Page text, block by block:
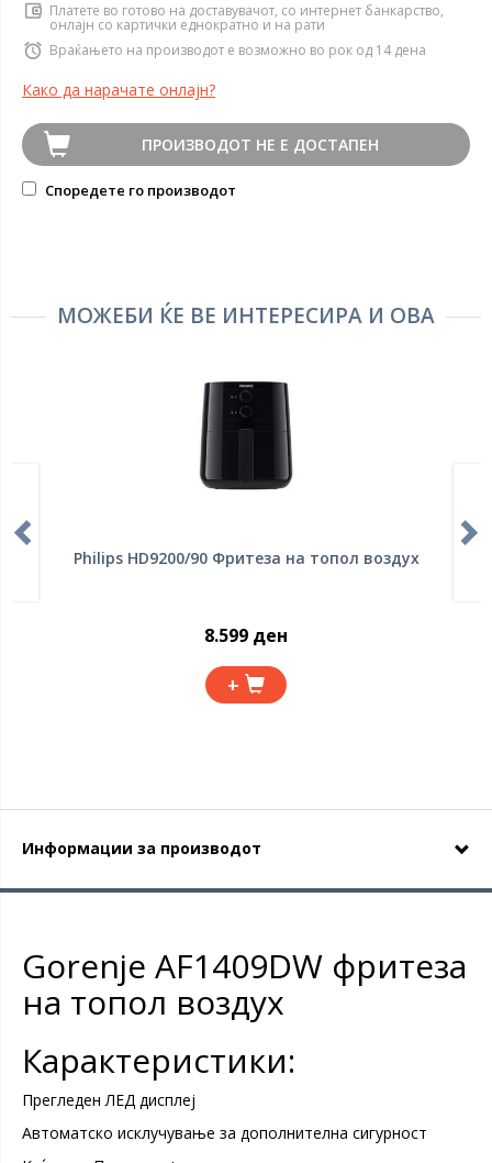
Платете во готово на доставувачот, со интернет банкарство,
онлајн со картички еднократно и на рати
Враќањето на производот е возможно во рок од 14 дена
Како да нарачате онлајн?
ПРОИЗВОДОТ НЕ Е ДОСТАПЕН
Споредете го производот
МОЖЕБИ ЌЕ ВЕ ИНТЕРЕСИРА И ОВА
Philips HD9200/90 Фритеза на топол воздух
8.599 ден
+
Информации за производот
Gorenje AF1409DW фритеза
на топол воздух
Карактеристики:
Прегледен ЛЕД дисплеј
Автоматско исклучување за дополнителна сигурност